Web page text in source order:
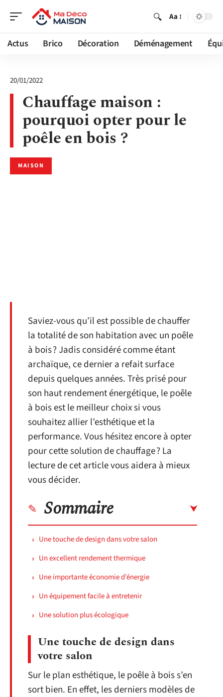
Aa
Actus Brico Décoration Déménagement
20/01/2022
Chauffage maison :
pourquoi opter pour le
poêle en bois ?
MAISON
Saviez-vous qu’il est possible de chauffer
la totalité de son habitation avec un poêle
à bois ? Jadis considéré comme étant
archaïque, ce dernier a refait surface
depuis quelques années. Très prisé pour
son haut rendement énergétique, le poêle
à bois est le meilleur choix si vous
souhaitez allier l’esthétique et la
performance. Vous hésitez encore à opter
pour cette solution de chauffage ? La
lecture de cet article vous aidera à mieux
vous décider.
Sommaire
Une touche de design dans votre salon
Un excellent rendement thermique
Une importante économie d’énergie
Un équipement facile à entretenir
Une solution plus écologique
Une touche de design dans
votre salon
Sur le plan esthétique, le poêle à bois s’en
sort bien. En effet, les derniers modèles de